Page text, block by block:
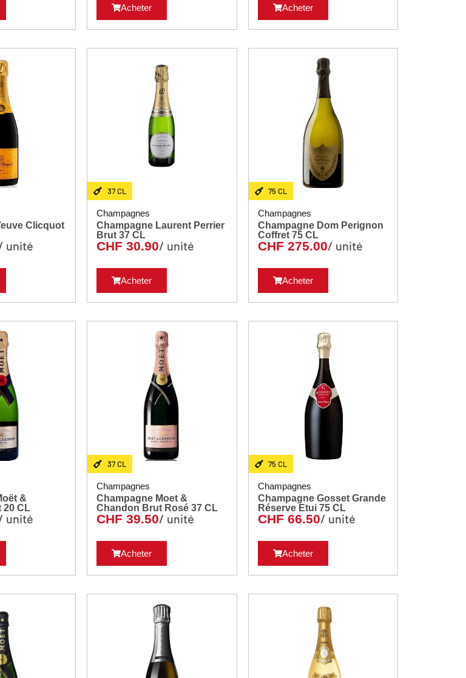
Acheter Acheter
Clicquot
unité
37 CL
Champagnes
Champagne Laurent Perrier
Brut 37 CL
CHF 30.90/ unité
Acheter
75 CL
Champagnes
Champagne Dom Perignon
Coffret 75 CL
CHF 275.00/ unité
Acheter
&
Chandon Brut 20 CL
unité
37 CL
Champagnes
Champagne Moet &
Chandon Brut Rosé 37 CL
CHF 39.50/ unité
Acheter
75 CL
Champagnes
Champagne Gosset Grande
Réserve Etui 75 CL
CHF 66.50/ unité
Acheter